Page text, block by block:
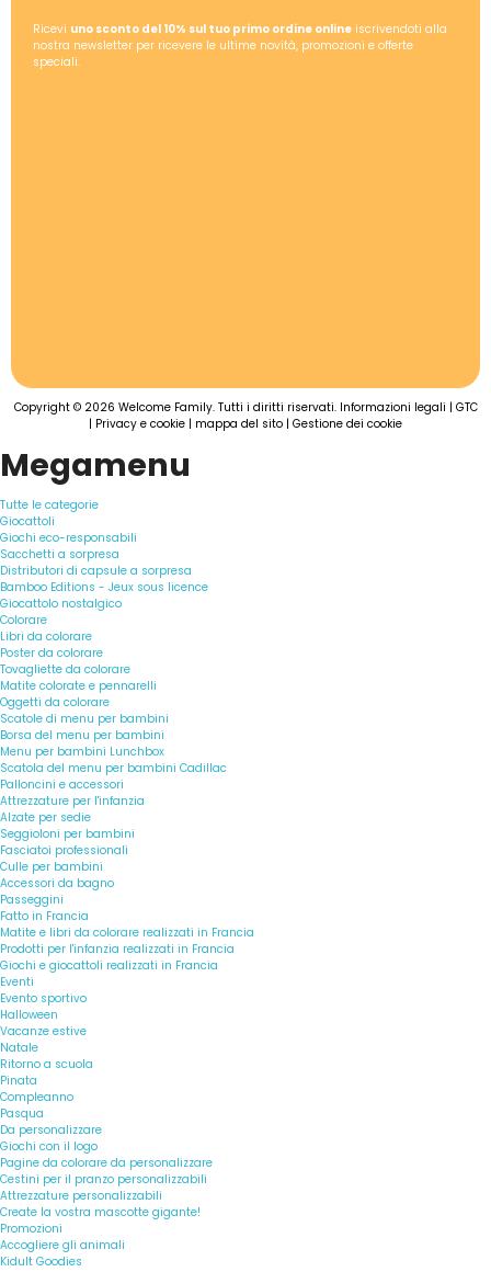
Ricevi uno sconto del 10% sul tuo primo ordine online iscrivendoti alla
nostra newsletter per ricevere le ultime novità, promozioni e offerte
speciali.
Copyright © 2026 Welcome Family. Tutti i diritti riservati. Informazioni legali | GTC
| Privacy e cookie | mappa del sito | Gestione dei cookie
Megamenu
Tutte le categorie
Giocattoli
Giochi eco-responsabili
Sacchetti a sorpresa
Distributori di capsule a sorpresa
Bamboo Editions - Jeux sous licence
Giocattolo nostalgico
Colorare
Libri da colorare
Poster da colorare
Tovagliette da colorare
Matite colorate e pennarelli
Oggetti da colorare
Scatole di menu per bambini
Borsa del menu per bambini
Menu per bambini Lunchbox
Scatola del menu per bambini Cadillac
Palloncini e accessori
Attrezzature per l'infanzia
Alzate per sedie
Seggioloni per bambini
Fasciatoi professionali
Culle per bambini
Accessori da bagno
Passeggini
Fatto in Francia
Matite e libri da colorare realizzati in Francia
Prodotti per l'infanzia realizzati in Francia
Giochi e giocattoli realizzati in Francia
Eventi
Evento sportivo
Halloween
Vacanze estive
Natale
Ritorno a scuola
Pinata
Compleanno
Pasqua
Da personalizzare
Giochi con il logo
Pagine da colorare da personalizzare
Cestini per il pranzo personalizzabili
Attrezzature personalizzabili
Create la vostra mascotte gigante!
Promozioni
Accogliere gli animali
Kidult Goodies